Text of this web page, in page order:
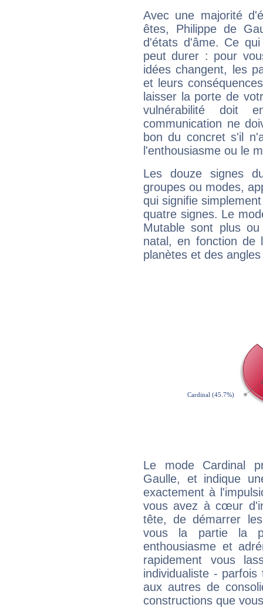
Avec une majorité
êtes, Philippe de
d'états d'âme. Ce
peut durer : pour
idées changent, les
et leurs
laisser la porte de
vulnérabilité doit
communication ne
bon du concret s'il
l'enthousiasme ou le
Les douze signes
groupes ou modes,
qui signifie
quatre signes. Le
Mutable sont plus
natal, en fonction de
planètes et des
Le mode Cardinal
Gaulle, et indique
exactement à
vous avez à cœur
tête, de démarrer
vous la partie la
enthousiasme et
rapidement vous
individualiste -
aux autres de
constructions que